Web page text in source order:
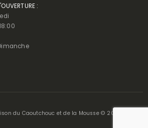
:
du Caoutchouc et de la Mousse © 2025